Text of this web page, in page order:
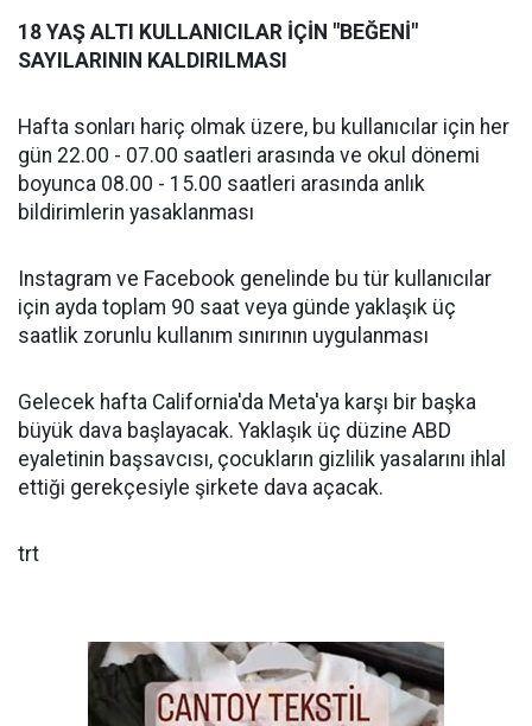
18 YAŞ ALTI KULLANICILAR İÇİN "BEĞENİ"
SAYILARININ KALDIRILMASI
Hafta sonları hariç olmak üzere, bu kullanıcılar için her
gün 22.00 - 07.00 saatleri arasında ve okul dönemi
boyunca 08.00 - 15.00 saatleri arasında anlık
bildirimlerin yasaklanması
Instagram ve Facebook genelinde bu tür kullanıcılar
için ayda toplam 90 saat veya günde yaklaşık üç
saatlik zorunlu kullanım sınırının uygulanması
Gelecek hafta California'da Meta'ya karşı bir başka
büyük dava başlayacak. Yaklaşık üç düzine ABD
eyaletinin başsavcısı, çocukların gizlilik yasalarını ihlal
ettiği gerekçesiyle şirkete dava açacak.
trt